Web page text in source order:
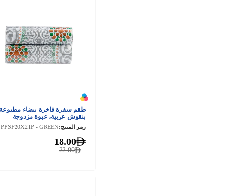
طقم سفرة فاخرة بيضاء مطبوعة
بنقوش عربية، عبوة مزدوجة
رمز المنتج:PPSF20X2TP - GREEN
22.00
18.00